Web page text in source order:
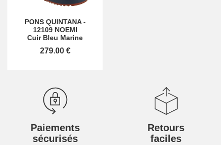
PONS QUINTANA-
12109 NOEMI
Cuir Bleu Marine
279.00 €
Paiements
sécurisés
Retours
faciles